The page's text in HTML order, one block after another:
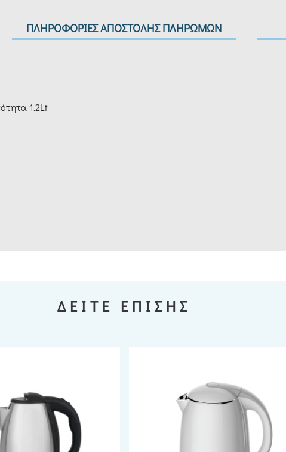
ΠΛΗΡΟΦΟΡΙΕΣ ΑΠΟΣΤΟΛΗΣ ΠΛΗΡΩΜΩΝ
1.2Lt
ΔΕΙΤΕ ΕΠΙΣΗΣ